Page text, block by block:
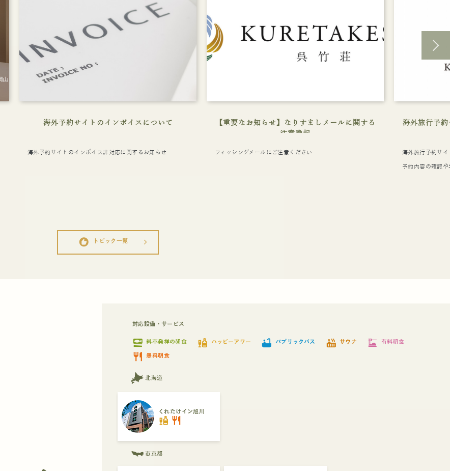
海外予約サイトのインボイスについて
海外予約サイトのインボイス非対応に関するお知らせ
【重要なお知らせ】なりすましメールに関する
注意喚起
フィッシングメールにご注意ください
海外旅行予
海外旅行予約サ
予約内容の確認
recommend トピック一覧 arrow_forward_ios
対応設備・サービス
set_meal 料亭発祥の朝食 liquor ハッピーアワー bathtub パブリックバス hot_tub サウナ dinner_dining 有料朝食
restaurant 無料朝食
北海道
くれたけイン旭川
liquor restaurant
東京都